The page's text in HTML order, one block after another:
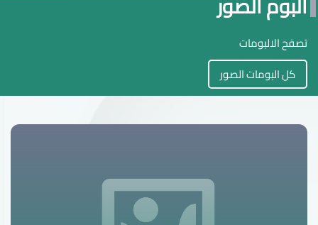
تصفح الالبومات
كل البومات الصور